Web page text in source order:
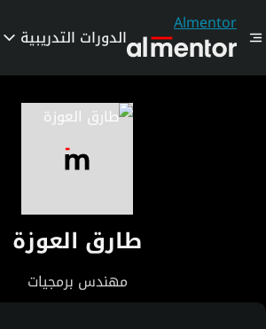
Almentor
الدورات التدريبية
طارق العوزة
مهندس برمجيات